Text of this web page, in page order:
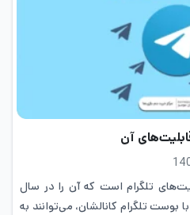
آن
تلگرام است که آن را در سال
با بوست تلگرام کانالشان، می‌توانند به